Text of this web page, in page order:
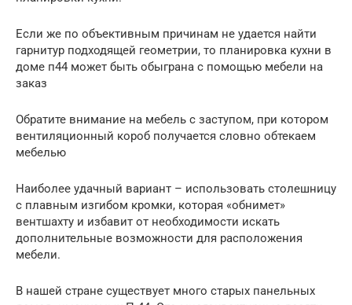
Если же по объективным причинам не удается найти
гарнитур подходящей геометрии, то планировка кухни в
доме п44 может быть обыграна с помощью мебели на
заказ
Обратите внимание на мебель с заступом, при котором
вентиляционный короб получается словно обтекаем
мебелью
Наиболее удачный вариант – использовать столешницу
с плавным изгибом кромки, которая «обнимет»
вентшахту и избавит от необходимости искать
дополнительные возможности для расположения
мебели.
В нашей стране существует много старых панельных